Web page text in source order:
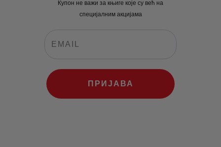
Купон не важи за књиге које су већ на
специјалним акцијама
ПРИЈАВА